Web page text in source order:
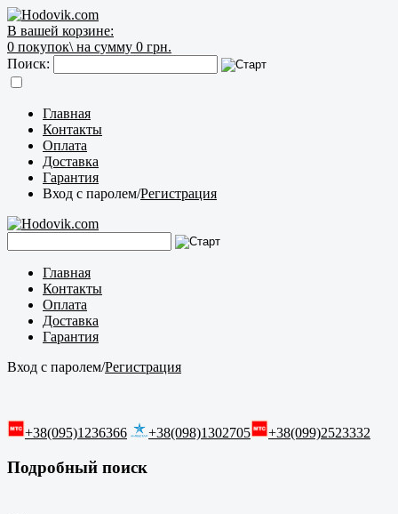
В вашей корзине:
0 покупок\ на сумму 0 грн.
Поиск:
Главная
Контакты
Оплата
Доставка
Гарантия
Вход с паролем/Регистрация
Главная
Контакты
Оплата
Доставка
Гарантия
Вход с паролем/Регистрация
+38(095)1236366 +38(098)1302705 +38(099)2523332
Подробный поиск